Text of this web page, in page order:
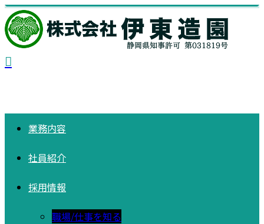
業務内容
社員紹介
採用情報
職場/仕事を知る